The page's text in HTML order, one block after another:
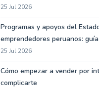
25 Jul 2026
Programas y apoyos del
emprendedores peruanos:
25 Jul 2026
Cómo empezar a vender por
complicarte